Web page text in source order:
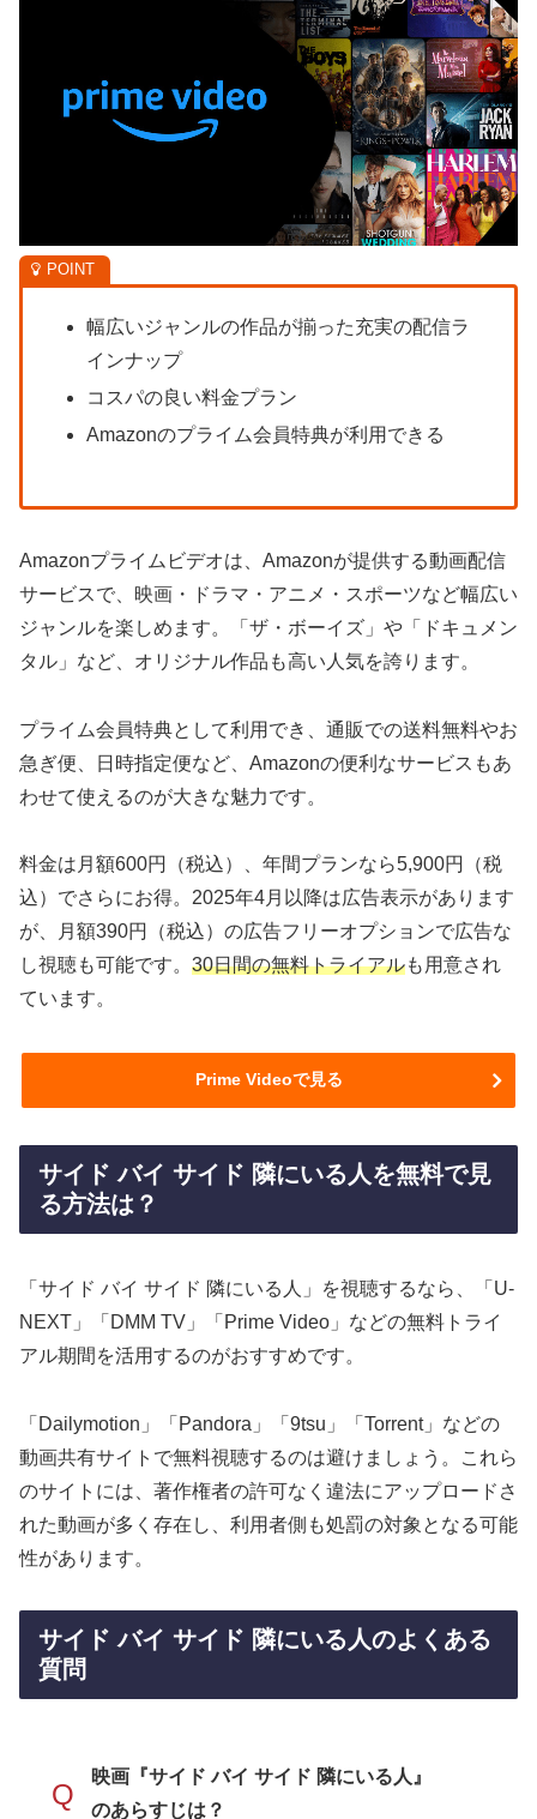
幅広いジャンルの作品が揃った充実の配信ラ
インナップ
コスパの良い料金プラン
Amazonのプライム会員特典が利用できる
Amazonプライムビデオは、Amazonが提供する動画配信
サービスで、映画・ドラマ・アニメ・スポーツなど幅広い
ジャンルを楽しめます。「ザ・ボーイズ」や「ドキュメン
タル」など、オリジナル作品も高い人気を誇ります。
プライム会員特典として利用でき、通販での送料無料やお
急ぎ便、日時指定便など、Amazonの便利なサービスもあ
わせて使えるのが大きな魅力です。
料金は月額600円（税込）、年間プランなら5,900円（税
込）でさらにお得。2025年4月以降は広告表示があります
が、月額390円（税込）の広告フリーオプションで広告な
し視聴も可能です。 30日間の無料トライアルも用意され
ています。
Prime Videoで見る
サイド バイ サイド 隣にいる人を無料で見
る方法は？
「サイド バイ サイド 隣にいる人」を視聴するなら、「U-
NEXT」「DMM TV」「Prime Video」などの無料トライ
アル期間を活用するのがおすすめです。
「Dailymotion」「Pandora」「9tsu」「Torrent」などの
動画共有サイトで無料視聴するのは避けましょう。これら
のサイトには、著作権者の許可なく違法にアップロードさ
れた動画が多く存在し、利用者側も処罰の対象となる可能
性があります。
サイド バイ サイド 隣にいる人のよくある
質問
Q
映画『サイド バイ サイド 隣にいる人』
のあらすじは？